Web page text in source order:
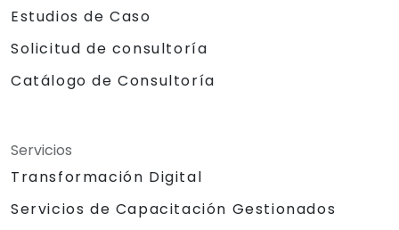
Estudios de Caso
Solicitud de consultoría
Catálogo de Consultoría
Servicios
Transformación Digital
Servicios de Capacitación Gestionados